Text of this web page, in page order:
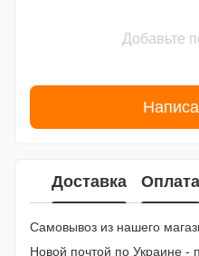
Добавьте
Доставка Оплата
Самовывоз из нашего
Новой почтой по Украине -